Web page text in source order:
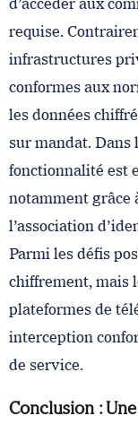
d’accéder aux
requise.
infrastructures
conformes aux
les données
sur mandat.
fonctionnalité est
notamment grâce
l’association
Parmi les défis
chiffrement, mais
plateformes de
interception
de service.
Conclusion :